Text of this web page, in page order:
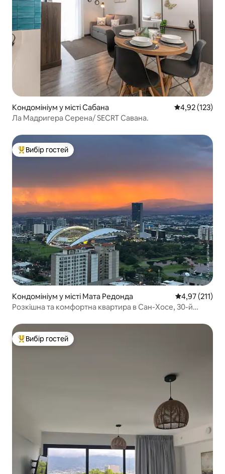
Кондомініум у місті Сабана Середня
4,92 (123)
Ла Мадригера Серена/ SECRT Савана.
Топ вибір гостей
Вибір гостей
Кондомініум у місті Мата Редонда Середня
4,97 (211)
Розкішна та комфортна квартира в Сан-Хосе, 30-й
Топ вибір гостей
Вибір гостей